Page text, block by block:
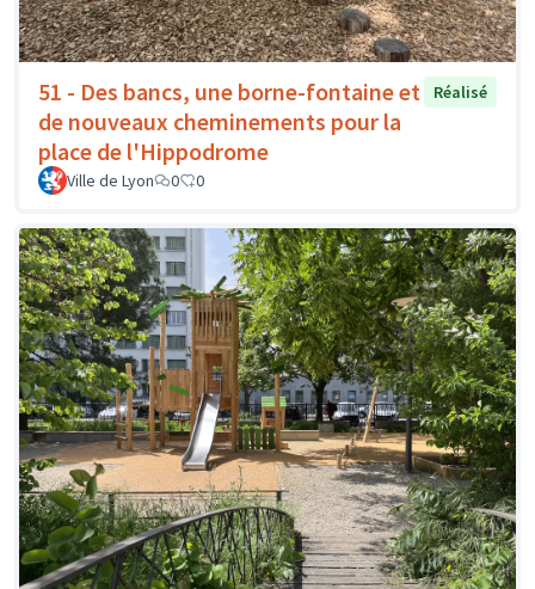
51 - Des bancs, une borne-fontaine et
de nouveaux cheminements pour la
place de l'Hippodrome
Réalisé
Ville de Lyon 0 0